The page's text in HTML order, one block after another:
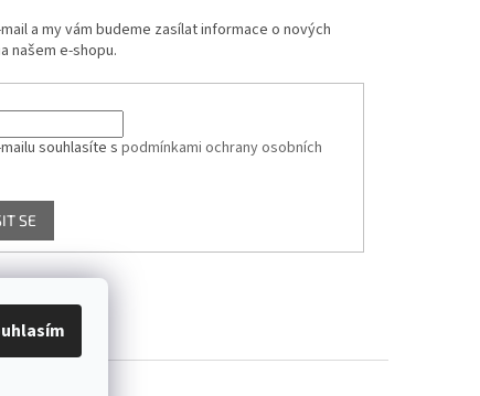
a my vám budeme zasílat informace o nových
našem e-shopu.
souhlasíte spodmínkami ochrany osobních
SE